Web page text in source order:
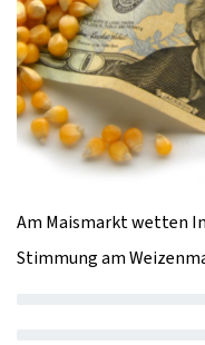
Am Maismarkt wetten
Stimmung am